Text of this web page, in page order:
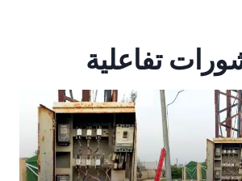
تفاعلية